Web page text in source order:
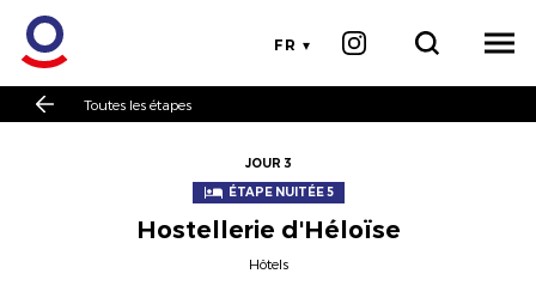
FR
Toutes les étapes
JOUR 3
ÉTAPE NUITÉE 5
Hostellerie d'Héloïse
Hôtels